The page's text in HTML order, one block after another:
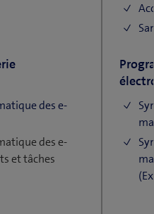
des e-
des e-
et tâches